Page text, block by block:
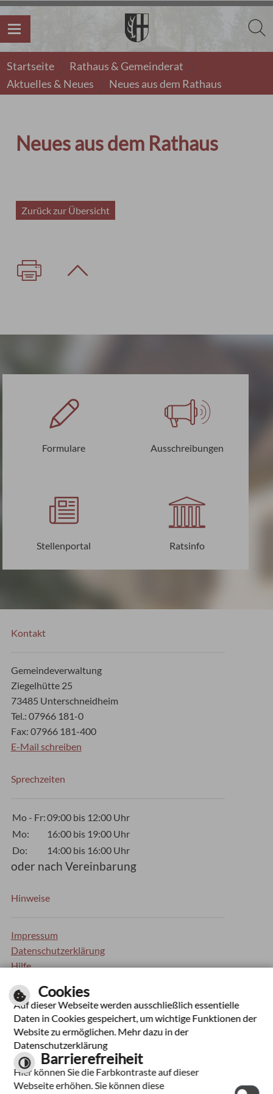
Startseite
Rathaus & Gemeinderat
Aktuelles & Neues
Neues aus dem Rathaus
Neues aus dem Rathaus
Zurück zur Übersicht
Formulare Ausschreibungen
Stellenportal Ratsinfo
Kontakt
Gemeindeverwaltung
Ziegelhütte 25
73485 Unterschneidheim
Tel.: 07966 181-0
Fax: 07966 181-400
E-Mail schreiben
Sprechzeiten
Mo - Fr:09:00 bis 12:00 Uhr
Mo:
16:00 bis 19:00 Uhr
Do:
14:00 bis 16:00 Uhr
oder nach Vereinbarung
Hinweise
Impressum
Datenschutzerklärung
Hilfe
Barrierefreiheit
Kontrastseite
Optimiert für mobile Endgeräte
Cookies
Auf dieser Webseite werden ausschließlich essentielle
Daten in Cookies gespeichert, um wichtige Funktionen der
Website zu ermöglichen. Mehr dazu in der
Datenschutzerklärung
Barrierefreiheit
Hier können Sie die Farbkontraste auf dieser
Webseite erhöhen. Sie können diese